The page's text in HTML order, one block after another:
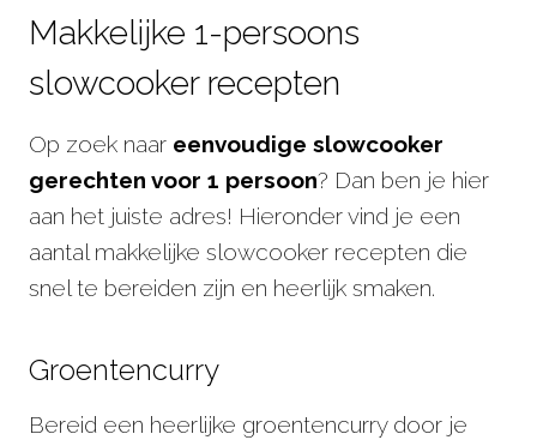
Makkelijke 1-persoons
slowcooker recepten
Op zoek naar eenvoudige slowcooker
gerechten voor 1 persoon? Dan ben je hier
aan het juiste adres! Hieronder vind je een
aantal makkelijke slowcooker recepten die
snel te bereiden zijn en heerlijk smaken.
Groentencurry
Bereid een heerlijke groentencurry door je